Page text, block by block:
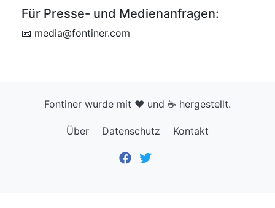
Für Presse- und Medienanfragen:
📧 media@fontiner.com
Fontiner wurde mit ❤️ und ☕️ hergestellt.
Über Datenschutz Kontakt